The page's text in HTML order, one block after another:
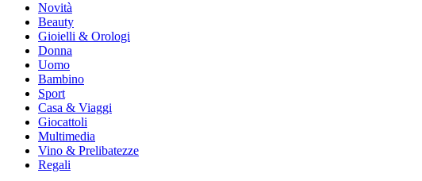
Novità
Beauty
Gioielli & Orologi
Donna
Uomo
Bambino
Sport
Casa & Viaggi
Giocattoli
Multimedia
Vino & Prelibatezze
Regali